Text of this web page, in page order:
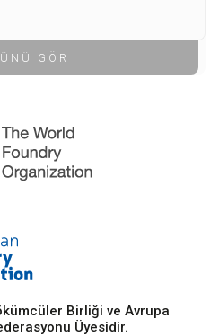
GÖR
Birliği ve Avrupa
Üyesidir.